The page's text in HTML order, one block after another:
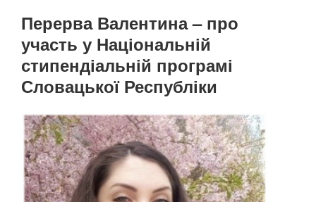
Перерва Валентина – про
участь у Національній
стипендіальній програмі
Словацької Республіки